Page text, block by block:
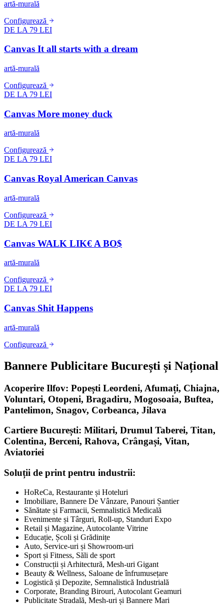
artă-murală
Configurează
DE LA 79 LEI
Canvas It all starts with a dream
artă-murală
Configurează
DE LA 79 LEI
Canvas More money duck
artă-murală
Configurează
DE LA 79 LEI
Canvas Royal American Canvas
artă-murală
Configurează
DE LA 79 LEI
Canvas WALK LIK€ A BO$
artă-murală
Configurează
DE LA 79 LEI
Canvas Shit Happens
artă-murală
Configurează
Bannere Publicitare București și Național
Acoperire Ilfov: Popești Leordeni, Afumați, Chiajna,
Voluntari, Otopeni, Bragadiru, Mogosoaia, Buftea,
Pantelimon, Snagov, Corbeanca, Jilava
Cartiere București: Militari, Drumul Taberei, Titan,
Colentina, Berceni, Rahova, Crângași, Vitan,
Aviatoriei
Soluții de print pentru industrii:
HoReCa, Restaurante și Hoteluri
Imobiliare, Bannere De Vânzare, Panouri Șantier
Sănătate și Farmacii, Semnalistică Medicală
Evenimente și Târguri, Roll-up, Standuri Expo
Retail și Magazine, Autocolante Vitrine
Educație, Școli și Grădinițe
Auto, Service-uri și Showroom-uri
Sport și Fitness, Săli de sport
Construcții și Arhitectură, Mesh-uri Gigant
Beauty & Wellness, Saloane de înfrumusețare
Logistică și Depozite, Semnalistică Industrială
Corporate, Branding Birouri, Autocolant Geamuri
Publicitate Stradală, Mesh-uri și Bannere Mari